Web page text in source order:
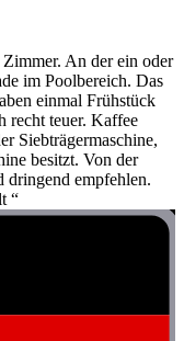
An der ein oder
im Poolbereich. Das
einmal Frühstück
recht teuer. Kaffee
Siebträgermaschine,
besitzt. Von der
empfehlen.
“